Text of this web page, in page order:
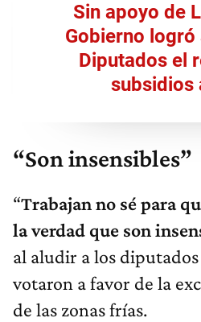
Sin apoyo de
Gobierno
Diputados el
subsidios
“Son insensibles”
“Trabajan no sé para
la verdad que son
al aludir a los
votaron a favor de la
de las zonas frías.